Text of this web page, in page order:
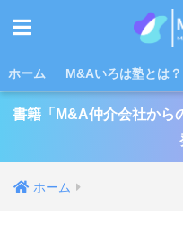
ホーム M&Aいろは塾とは？
書籍「M&A仲介会社から
ホーム